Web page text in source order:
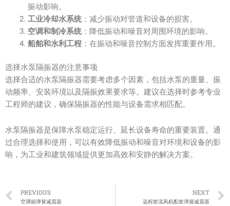
振动影响。
工业冷却水系统：减少振动对管道和设备的损害。
空调和制冷系统：降低振动和噪音对周围环境的影响。
船舶和水利工程：在振动和噪音控制方面发挥重要作用。
选择水泵隔振器的注意事项
选择合适的水泵隔振器需要考虑多个因素，包括水泵的重量、振
动频率、安装环境以及隔振效果要求等。建议在选择时参考专业
工程师的建议，确保隔振器的性能与设备需求相匹配。
水泵隔振器是保障水泵稳定运行、延长设备寿命的重要装置。通
过合理选择和使用，可以有效降低振动和噪音对环境和设备的影
响，为工业和建筑领域提供更加高效和安静的解决方案。
Prev
PREVIOUS
空调箱弹簧减震器
NEXT
远程射流风机配套弹簧减震器